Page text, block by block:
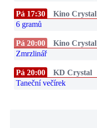
Pá 17:30 Kino Crystal
6 gramů
Pá 20:00 Kino Crystal
Zmrzlinář
Pá 20:00 KD Crystal
Taneční večírek